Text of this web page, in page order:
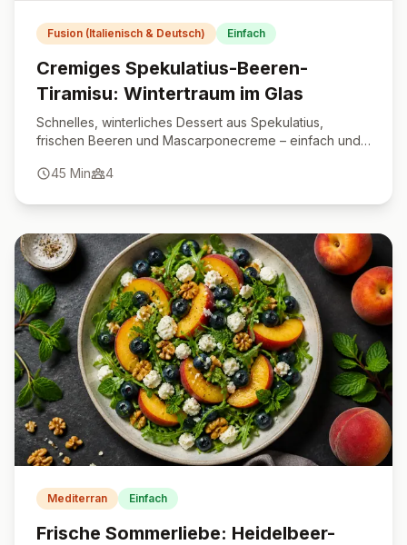
Fusion (Italienisch & Deutsch) Einfach
Cremiges Spekulatius-Beeren-
Tiramisu: Wintertraum im Glas
Schnelles, winterliches Dessert aus Spekulatius,
frischen Beeren und Mascarponecreme – einfach und
45 Min 4
Mediterran Einfach
Frische Sommerliebe: Heidelbeer-